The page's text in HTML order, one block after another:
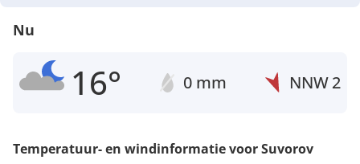
Nu
16° 0 mm NNW2
Temperatuur- en windinformatie voor Suvorov